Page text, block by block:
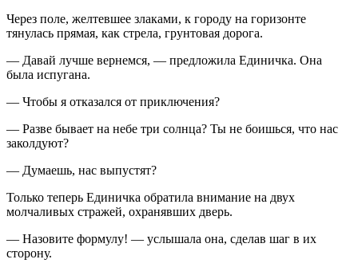
Через поле, желтевшее злаками, к городу на горизонте
тянулась прямая, как стрела, грунтовая дорога.
— Давай лучше вернемся, — предложила Единичка. Она
была испугана.
— Чтобы я отказался от приключения?
— Разве бывает на небе три солнца? Ты не боишься, что нас
заколдуют?
— Думаешь, нас выпустят?
Только теперь Единичка обратила внимание на двух
молчаливых стражей, охранявших дверь.
— Назовите формулу! — услышала она, сделав шаг в их
сторону.